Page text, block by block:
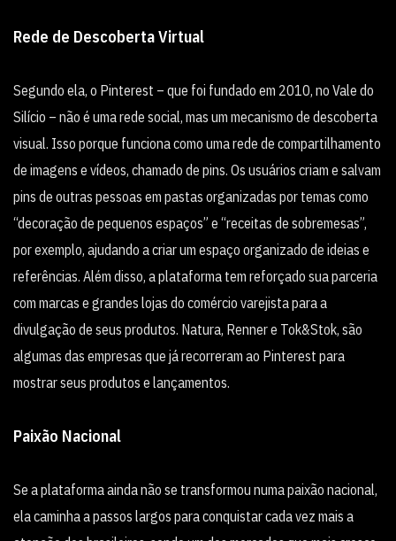
Rede de Descoberta Virtual
Segundo ela, o Pinterest – que foi fundado em 2010, no Vale do
Silício – não é uma rede social, mas um mecanismo de descoberta
visual. Isso porque funciona como uma rede de compartilhamento
de imagens e vídeos, chamado de pins. Os usuários criam e salvam
pins de outras pessoas em pastas organizadas por temas como
“decoração de pequenos espaços” e “receitas de sobremesas”,
por exemplo, ajudando a criar um espaço organizado de ideias e
referências. Além disso, a plataforma tem reforçado sua parceria
com marcas e grandes lojas do comércio varejista para a
divulgação de seus produtos. Natura, Renner e Tok&Stok, são
algumas das empresas que já recorreram ao Pinterest para
mostrar seus produtos e lançamentos.
Paixão Nacional
Se a plataforma ainda não se transformou numa paixão nacional,
ela caminha a passos largos para conquistar cada vez mais a